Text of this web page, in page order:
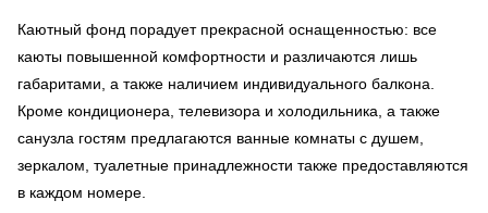
Каютный фонд порадует прекрасной оснащенностью: все
каюты повышенной комфортности и различаются лишь
габаритами, а также наличием индивидуального балкона.
Кроме кондиционера, телевизора и холодильника, а также
санузла гостям предлагаются ванные комнаты с душем,
зеркалом, туалетные принадлежности также предоставляются
в каждом номере.